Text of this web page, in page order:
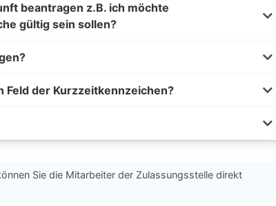
beantragen z.B. ich möchte
gültig sein sollen?
der Kurzzeitkennzeichen?
Sie die Mitarbeiter der Zulassungsstelle direkt